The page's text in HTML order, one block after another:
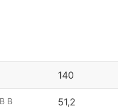
140
В
51,2